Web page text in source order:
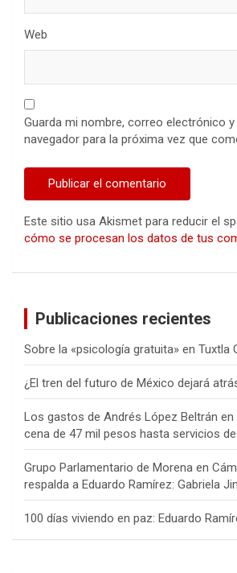
Web
Guarda mi nombre, correo electrónico
navegador para la próxima vez que
Este sitio usa Akismet para reducir el
cómo se procesan los datos de tus
Publicaciones recientes
Sobre la «psicología gratuita» en Tuxtla
¿El tren del futuro de México dejará
Los gastos de Andrés López Beltrán en
cena de 47 mil pesos hasta servicios
Grupo Parlamentario de Morena en
respalda a Eduardo Ramírez: Gabriela
100 días viviendo en paz: Eduardo